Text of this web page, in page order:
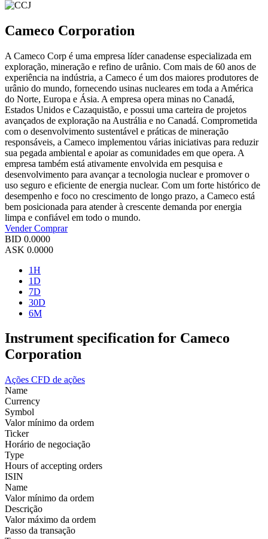
Cameco Corporation
A Cameco Corp é uma empresa líder canadense especializada em
exploração, mineração e refino de urânio. Com mais de 60 anos de
experiência na indústria, a Cameco é um dos maiores produtores de
urânio do mundo, fornecendo usinas nucleares em toda a América
do Norte, Europa e Ásia. A empresa opera minas no Canadá,
Estados Unidos e Cazaquistão, e possui uma carteira de projetos
avançados de exploração na Austrália e no Canadá. Comprometida
com o desenvolvimento sustentável e práticas de mineração
responsáveis, a Cameco implementou várias iniciativas para reduzir
sua pegada ambiental e apoiar as comunidades em que opera. A
empresa também está ativamente envolvida em pesquisa e
desenvolvimento para avançar a tecnologia nuclear e promover o
uso seguro e eficiente de energia nuclear. Com um forte histórico de
desempenho e foco no crescimento de longo prazo, a Cameco está
bem posicionada para atender à crescente demanda por energia
limpa e confiável em todo o mundo.
VenderComprar
BID 0.0000
ASK 0.0000
1H
1D
7D
30D
6M
Instrument specification for Cameco
Corporation
Ações CFD de ações
Name
Currency
Symbol
Valor mínimo da ordem
Ticker
Horário de negociação
Type
Hours of accepting orders
ISIN
Name
Valor mínimo da ordem
Descrição
Valor máximo da ordem
Passo da transação